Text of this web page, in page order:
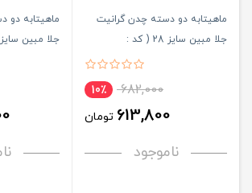
ماهیتابه دو دسته چدن گرانیت
جلا مبین سایز 28 ( کد :
682,000 10٪
613,800 تومان
ناموجود
ماهیتابه دو